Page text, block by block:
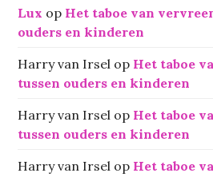
Lux op Het taboe van
ouders en kinderen
Harry van Irsel op Het taboe
tussen ouders en kinderen
Harry van Irsel op Het taboe
tussen ouders en kinderen
Harry van Irsel op Het taboe